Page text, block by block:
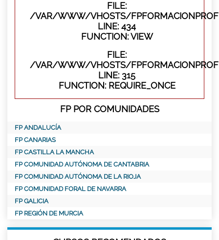
FILE:
/VAR/WWW/VHOSTS/
LINE: 434
FUNCTION: VIEW
FILE:
/VAR/WWW/VHOSTS/
LINE: 315
FUNCTION: REQUIRE_ONCE
FP POR COMUNIDADES
FP ANDALUCÍA
FP CANARIAS
FP CASTILLA LA MANCHA
FP COMUNIDAD AUTÓNOMA DE CANTABRIA
FP COMUNIDAD AUTÓNOMA DE LA RIOJA
FP COMUNIDAD FORAL DE NAVARRA
FP GALICIA
FP REGIÓN DE MURCIA